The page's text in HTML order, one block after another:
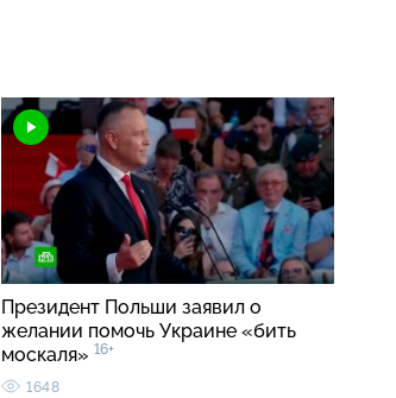
Президент Польши заявил о
желании помочь Украине «бить
москаля» 16+
1648